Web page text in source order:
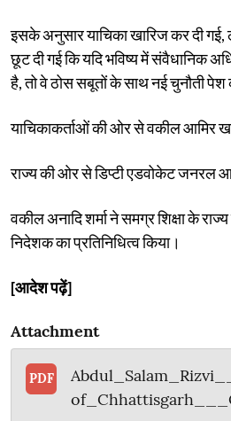
इसके अनुसार याचिका खारिज कर दी गई,
छूट दी गई कि यदि भविष्य में संवैधानिक
है, तो वे ठोस सबूतों के साथ नई चुनौती
याचिकाकर्ताओं की ओर से वकील आमिर
राज्य की ओर से डिप्टी एडवोकेट जनरल
वकील अनादि शर्मा ने समग्र शिक्षा के
निदेशक का प्रतिनिधित्व किया।
[आदेश पढ़ें]
Attachment
PDF